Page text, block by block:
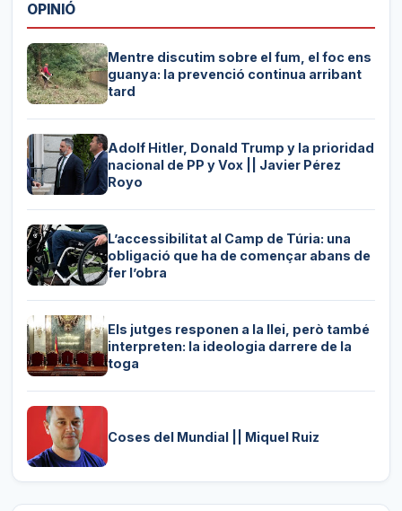
OPINIÓ
Mentre discutim sobre el fum, el foc ens
guanya: la prevenció continua arribant
tard
Adolf Hitler, Donald Trump y la prioridad
nacional de PP y Vox || Javier Pérez
Royo
L’accessibilitat al Camp de Túria: una
obligació que ha de començar abans de
fer l’obra
Els jutges responen a la llei, però també
interpreten: la ideologia darrere de la
toga
Coses del Mundial || Miquel Ruiz